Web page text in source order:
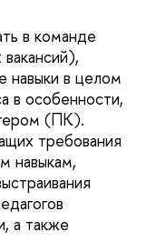
в команде
навыки в целом
в особенности,
(ПК).
требования
навыкам,
а также